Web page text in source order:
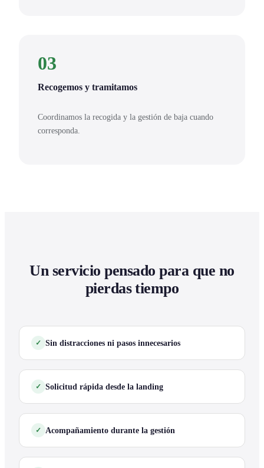
03
Recogemos y tramitamos
Coordinamos la recogida y la gestión de baja cuando
corresponda.
Un servicio pensado para que no
pierdas tiempo
Sin distracciones ni pasos innecesarios
Solicitud rápida desde la landing
Acompañamiento durante la gestión